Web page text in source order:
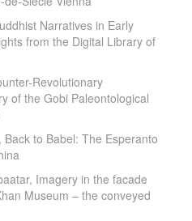
Narratives in Early
from the Digital Library of
Revolutionary
of the Gobi Paleontological
to Babel: The Esperanto
Imagery in the facade
Museum – the conveyed